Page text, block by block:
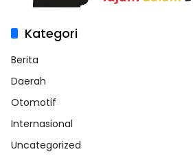
Kategori
Berita
Daerah
Otomotif
Internasional
Uncategorized